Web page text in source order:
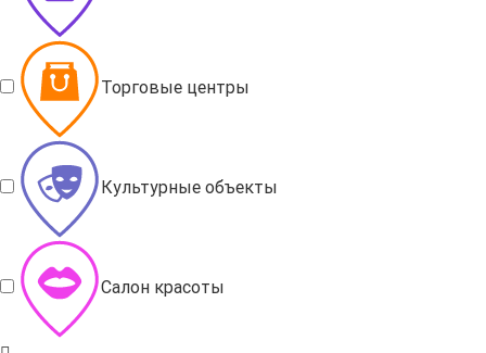
Торговые центры
Культурные объекты
Салон красоты